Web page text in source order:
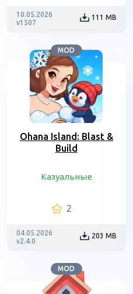
10.05.2026
v1507
111 MB
MOD
Ohana Island: Blast &
Build
Казуальные
2
04.05.2026
v2.4.0
203 MB
MOD